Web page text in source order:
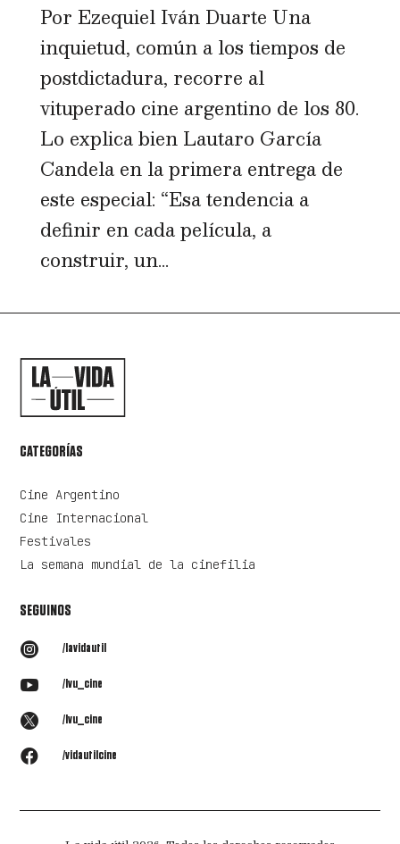
Por Ezequiel Iván Duarte Una
inquietud, común a los tiempos de
postdictadura, recorre al
vituperado cine argentino de los 80.
Lo explica bien Lautaro García
Candela en la primera entrega de
este especial: “Esa tendencia a
definir en cada película, a
construir, un...
CATEGORÍAS
Cine Argentino
Cine Internacional
Festivales
La semana mundial de la cinefilia
SEGUINOS
 /lavidautil
 /lvu_cine
 /lvu_cine
 /vidautilcine